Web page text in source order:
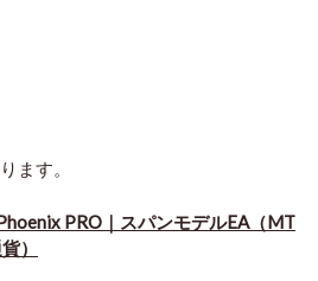
ます。
PRO｜スパンモデルEA（MT
）